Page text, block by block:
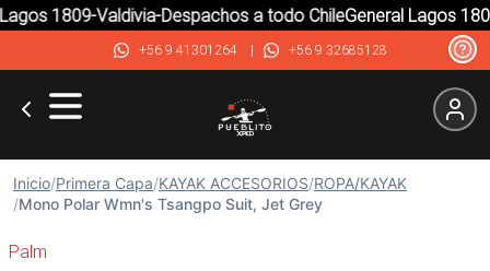
1809-Valdivia-Despachos a todo ChileGeneral Lagos
+56 9 41301264| +56 9 32685128
Inicio/Primera Capa/KAYAK ACCESORIOS/ROPA/KAYAK
/Mono Polar Wmn's Tsangpo Suit, Jet Grey
Palm